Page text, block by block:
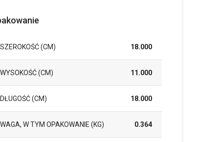
SZEROKOŚĆ (CM) 18.000
WYSOKOŚĆ (CM) 11.000
DŁUGOŚĆ (CM) 18.000
WAGA, W TYM OPAKOWANIE (KG) 0.364